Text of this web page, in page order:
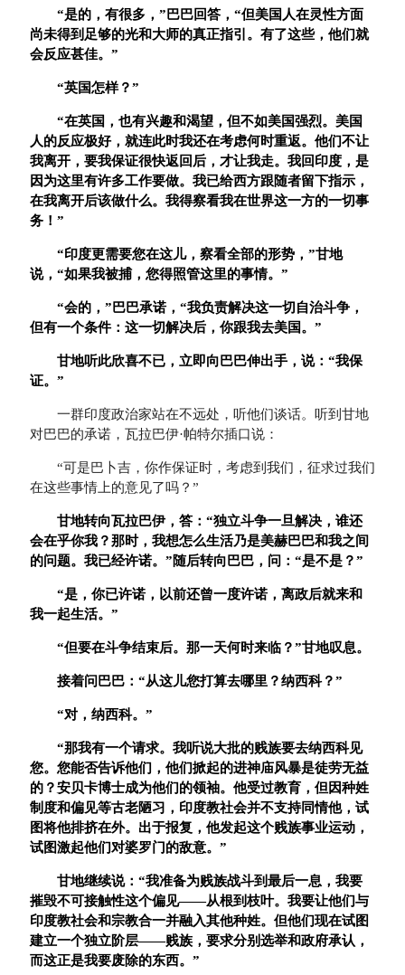
“是的，有很多， ” 巴巴回答， “但美国人在灵性方面
尚未得到足够的光和大师的真正指引。有了这些，他们就
会反应甚佳。 ”
“英国怎样？”
“在英国，也有兴趣和渴望，但不如美国强烈。美国
人的反应极好，就连此时我还在考虑何时重返。他们不让
我离开，要我保证很快返回后，才让我走。我回印度，是
因为这里有许多工作要做。我已给西方跟随者留下指示，
在我离开后该做什么。我得察看我在世界这一方的一切事
务！ ”
“印度更需要您在这儿，察看全部的形势， ”甘地
说， “如果我被捕，您得照管这里的事情。 ”
“会的， ” 巴巴承诺， “我负责解决这一切自治斗争，
但有一个条件：这一切解决后，你跟我去美国。 ”
甘地听此欣喜不已，立即向巴巴伸出手，说： “我保
证。 ”
一群印度政治家站在不远处，听他们谈话。听到甘地
对巴巴的承诺，瓦拉巴伊·帕特尔插口说：
“可是巴卜吉，你作保证时，考虑到我们，征求过我们
在这些事情上的意见了吗？”
甘地转向瓦拉巴伊，答： “独立斗争一旦解决，谁还
会在乎你我？那时，我想怎么生活乃是美赫巴巴和我之间
的问题。我已经许诺。 ”随后转向巴巴，问： “是不是？”
“是，你已许诺，以前还曾一度许诺，离政后就来和
我一起生活。 ”
“但要在斗争结束后。那一天何时来临？”甘地叹息。
接着问巴巴： “从这儿您打算去哪里？纳西科？”
“对，纳西科。 ”
“那我有一个请求。我听说大批的贱族要去纳西科见
您。您能否告诉他们，他们掀起的进神庙风暴是徒劳无益
的？安贝卡博士成为他们的领袖。他受过教育，但因种姓
制度和偏见等古老陋习，印度教社会并不支持同情他，试
图将他排挤在外。出于报复，他发起这个贱族事业运动，
试图激起他们对婆罗门的敌意。 ”
甘地继续说： “我准备为贱族战斗到最后一息，我要
摧毁不可接触性这个偏见——从根到枝叶。我要让他们与
印度教社会和宗教合一并融入其他种姓。但他们现在试图
建立一个独立阶层——贱族，要求分别选举和政府承认，
而这正是我要废除的东西。 ”